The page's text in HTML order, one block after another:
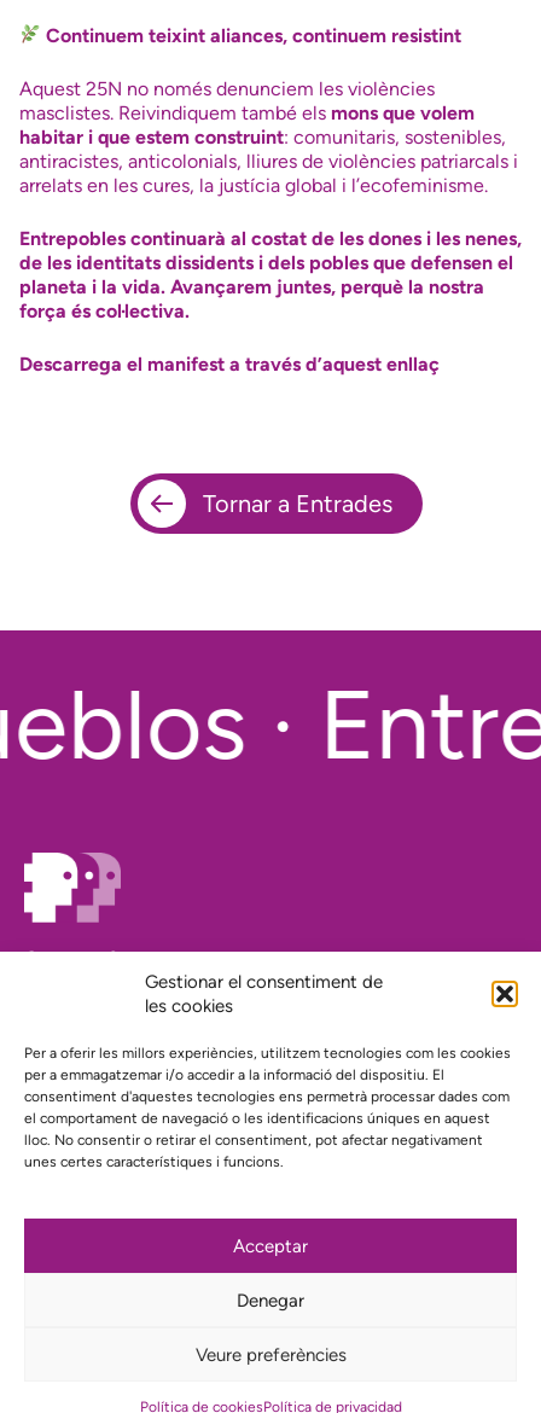
Gestionar el consentiment de
les cookies
Per a oferir les millors experiències, utilitzem tecnologies com les cookies
per a emmagatzemar i/o accedir a la informació del dispositiu. El
consentiment d'aquestes tecnologies ens permetrà processar dades com
el comportament de navegació o les identificacions úniques en aquest
lloc. No consentir o retirar el consentiment, pot afectar negativament
unes certes característiques i funcions.
Acceptar
Denegar
Veure preferències
Política de cookiesPolítica de privacidad
Continuem teixint aliances, continuem resistint
Aquest 25N no només denunciem les violències
masclistes. Reivindiquem també els mons que volem
habitar i que estem construint: comunitaris, sostenibles,
antiracistes, anticolonials, lliures de violències patriarcals i
arrelats en les cures, la justícia global i l’ecofeminisme.
Entrepobles continuarà al costat de les dones i les nenes,
de les identitats dissidents i dels pobles que defensen el
planeta i la vida. Avançarem juntes, perquè la nostra
força és col·lectiva.
Descarrega el manifest a través d’aquest enllaç
Tornar a Entrades
·
Subscriu-te al nostre butlletí
Mastodon
YouTube
Telegram
On estem?
Política de privacidad
Proyecto web financiado por: